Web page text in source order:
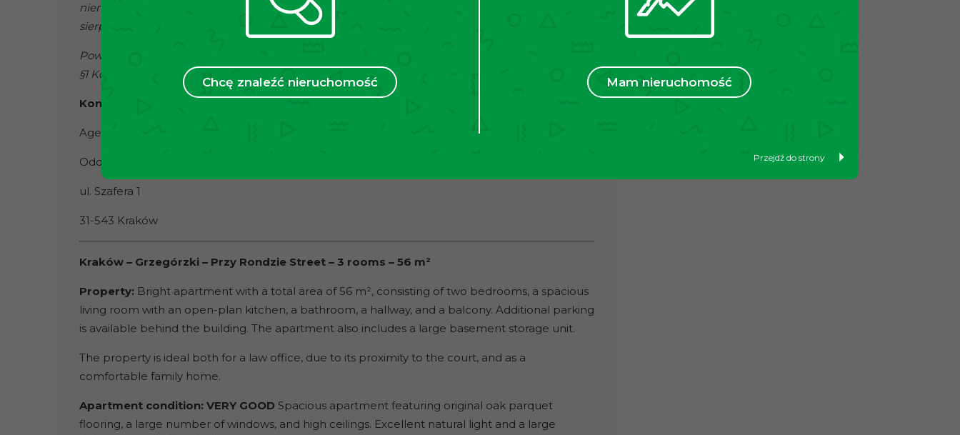
Chcę znaleźć nieruchomość Mam nieruchomość
Przejdź do strony
nieruchomości należy podpisać standardową umowę pośrednictwa w kupnie.(USTAWA z dnia 21
sierpnia 1997 r. O gospodarce nieruchomościami).
Powyższa oferta ma charakter informacyjny i nie stanowi oferty handlowej w rozumieniu art. 66
§1 Kodeksu Cywilnego.
Kontakt:
Agencja Nieruchomości TECNOCASA
Oddział X: Grzegórzki – Dąbie
ul. Szafera 1
31-543 Kraków
Kraków – Grzegórzki – Przy Rondzie Street – 3 rooms – 56 m²
Property: Bright apartment with a total area of 56 m², consisting of two bedrooms, a spacious
living room with an open-plan kitchen, a bathroom, a hallway, and a balcony. Additional parking
is available behind the building. The apartment also includes a large basement storage unit.
The property is ideal both for a law office, due to its proximity to the court, and as a
comfortable family home.
Apartment condition: VERY GOOD Spacious apartment featuring original oak parquet
flooring, a large number of windows, and high ceilings. Excellent natural light and a large